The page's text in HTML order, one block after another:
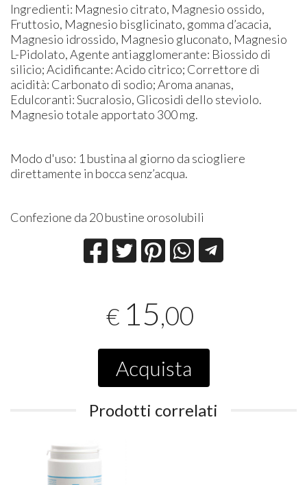
Ingredienti: Magnesio citrato, Magnesio ossido,
Fruttosio, Magnesio bisglicinato, gomma d’acacia,
Magnesio idrossido, Magnesio gluconato, Magnesio
L-Pidolato, Agente antiagglomerante: Biossido di
silicio; Acidificante: Acido citrico; Correttore di
acidità: Carbonato di sodio; Aroma ananas,
Edulcoranti: Sucralosio, Glicosidi dello steviolo.
Magnesio totale apportato 300 mg.
Modo d'uso: 1 bustina al giorno da sciogliere
direttamente in bocca senz’acqua.
Confezione da 20 bustine orosolubili
€ 15,00
Acquista
Prodotti correlati